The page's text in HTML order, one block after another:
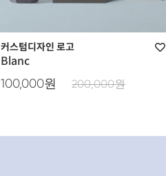
커스텀디자인 로고
Blanc
100,000원 200,000원